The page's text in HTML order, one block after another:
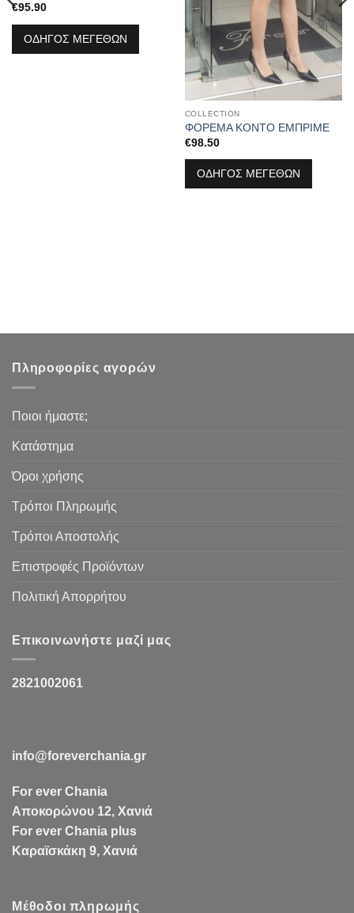
€95.90
ΟΔΗΓΟΣ ΜΕΓΕΘΩΝ
COLLECTION
ΦΟΡΕΜΑ ΚΟΝΤΟ ΕΜΠΡΙΜΕ
€98.50
ΟΔΗΓΟΣ ΜΕΓΕΘΩΝ
Πληροφορίες αγορών
Ποιοι ήμαστε;
Κατάστημα
Όροι χρήσης
Τρόποι Πληρωμής
Τρόποι Αποστολής
Επιστροφές Προϊόντων
Πολιτική Απορρήτου
Επικοινωνήστε μαζί μας
2821002061
info@foreverchania.gr
For ever Chania
Αποκορώνου 12, Χανιά
For ever Chania plus
Καραϊσκάκη 9, Χανιά
Μέθοδοι πληρωμής